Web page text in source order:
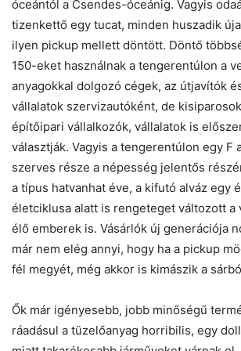
óceántól a Csendes-óceánig. Vagyis
tizenkettő egy tucat, minden huszadik
ilyen pickup mellett döntött. Döntő
150-eket használnak a tengerentúlon a
anyagokkal dolgozó cégek, az útjavítók
vállalatok szervizautóként, de
építőipari vállalkozók, vállalatok is
választják. Vagyis a tengerentúlon egy F
szerves része a népesség jelentős
a típus hatvanhat éve, a kifutó alváz egy
életciklusa alatt is rengeteget változott a
élő emberek is. Vásárlók új generációja
már nem elég annyi, hogy ha a pickup
fél megyét, még akkor is kimászik a
Ők már igényesebb, jobb minőségű
ráadásul a tüzelőanyag horribilis, egy